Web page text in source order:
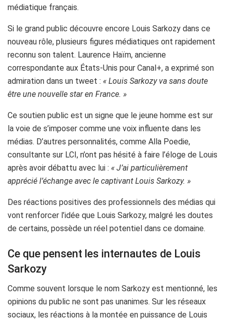
médiatique français.
Si le grand public découvre encore Louis Sarkozy dans ce
nouveau rôle, plusieurs figures médiatiques ont rapidement
reconnu son talent. Laurence Haïm, ancienne
correspondante aux États-Unis pour Canal+, a exprimé son
admiration dans un tweet : « Louis Sarkozy va sans doute
être une nouvelle star en France. »
Ce soutien public est un signe que le jeune homme est sur
la voie de s’imposer comme une voix influente dans les
médias. D’autres personnalités, comme Alla Poedie,
consultante sur LCI, n’ont pas hésité à faire l’éloge de Louis
après avoir débattu avec lui : « J’ai particulièrement
apprécié l’échange avec le captivant Louis Sarkozy. »
Des réactions positives des professionnels des médias qui
vont renforcer l’idée que Louis Sarkozy, malgré les doutes
de certains, possède un réel potentiel dans ce domaine.
Ce que pensent les internautes de Louis
Sarkozy
Comme souvent lorsque le nom Sarkozy est mentionné, les
opinions du public ne sont pas unanimes. Sur les réseaux
sociaux, les réactions à la montée en puissance de Louis